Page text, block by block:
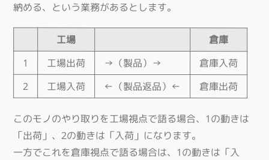
納める、という業務があるとします。
工場 倉庫
1 工場出荷 →（製品）→ 倉庫入荷
2 工場入荷 ←（製品返品）← 倉庫出荷
このモノのやり取りを工場視点で語る場合、1の動きは
「出荷」、2の動きは「入荷」になります。
一方でこれを倉庫視点で語る場合は、1の動きは「入